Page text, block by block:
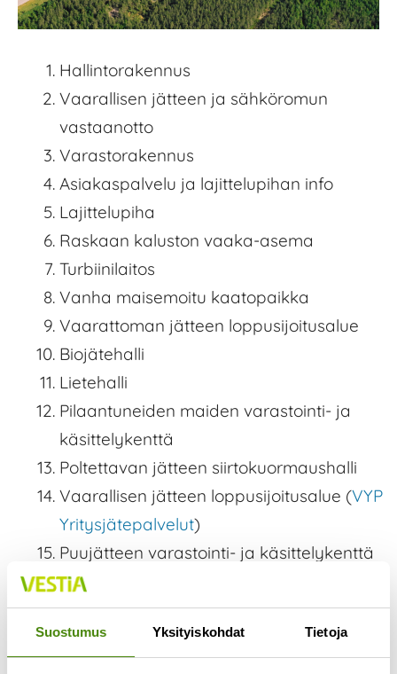
Suostumus Yksityiskohdat Tietoja
Hallintorakennus
Vaarallisen jätteen ja sähköromun
vastaanotto
Varastorakennus
Asiakaspalvelu ja lajittelupihan info
Lajittelupiha
Raskaan kaluston vaaka-asema
Turbiinilaitos
Vanha maisemoitu kaatopaikka
Vaarattoman jätteen loppusijoitusalue
Biojätehalli
Lietehalli
Pilaantuneiden maiden varastointi- ja
käsittelykenttä
Poltettavan jätteen siirtokuormaushalli
Vaarallisen jätteen loppusijoitusalue (VYP
Yritysjätepalvelut)
Puujätteen varastointi- ja käsittelykenttä
Konehalli
Pesuhalli
Pahvihalli